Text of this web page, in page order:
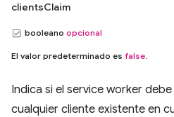
clientsClaim
booleano opcional
El valor predeterminado es false.
Indica si el service worker debe
cualquier cliente existente en